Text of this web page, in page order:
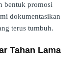
bentuk promosi
dokumentasikan
terus tumbuh.
Tahan Lama